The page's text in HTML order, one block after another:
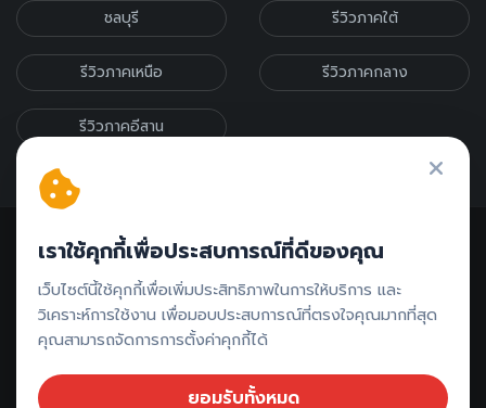
ชลบุรี รีวิวภาคใต้
รีวิวภาคเหนือ รีวิวภาคกลาง
รีวิวภาคอีสาน
ติดต่อรีวิว // ลงโฆษณา
เราใช้คุกกี้เพื่อประสบการณ์ที่ดีของคุณ
เว็บไซต์นี้ใช้คุกกี้เพื่อเพิ่มประสิทธิภาพในการให้บริการ และ
วิเคราะห์การใช้งาน เพื่อมอบประสบการณ์ที่ตรงใจคุณมากที่สุด
คุณสามารถจัดการการตั้งค่าคุกกี้ได้
ยอมรับทั้งหมด